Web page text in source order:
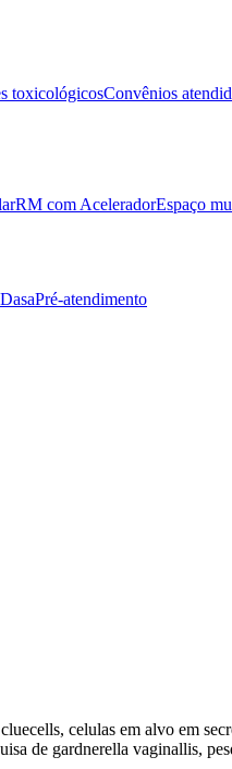
toxicológicosConvênios
RM com AceleradorEspaço
Pré-atendimento
celulas em alvo em
de gardnerella vaginallis,